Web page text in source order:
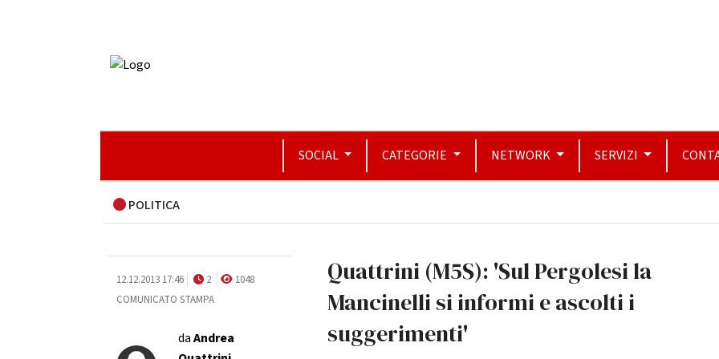
SOCIAL CATEGORIE NETWORK SERVIZI
POLITICA
12.12.2013 17:46 2
1048
COMUNICATO STAMPA
daAndrea
Quattrini (M5S): 'Sul Pergolesi la
Mancinelli si informi e ascolti i
suggerimenti'